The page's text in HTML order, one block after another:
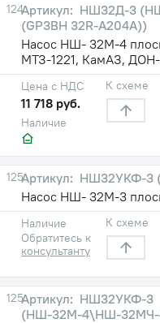
124
НШ32Д-3
(GP3BH 32R-A204A))
Насос НШ- 32М-4
МТЗ-1221, КамАЗ,
Наличие
Цена с НДС
11 718 руб.
К схеме
125
НШ32УКФ-3
Насос НШ- 32М-3
Наличие
Обратитесь к
консультанту
К схеме
125
НШ32УКФ-3
(НШ-32М-4\НШ-32МЧ-4